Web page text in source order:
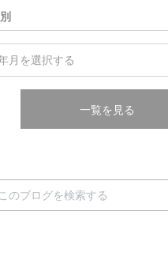
一覧を見る